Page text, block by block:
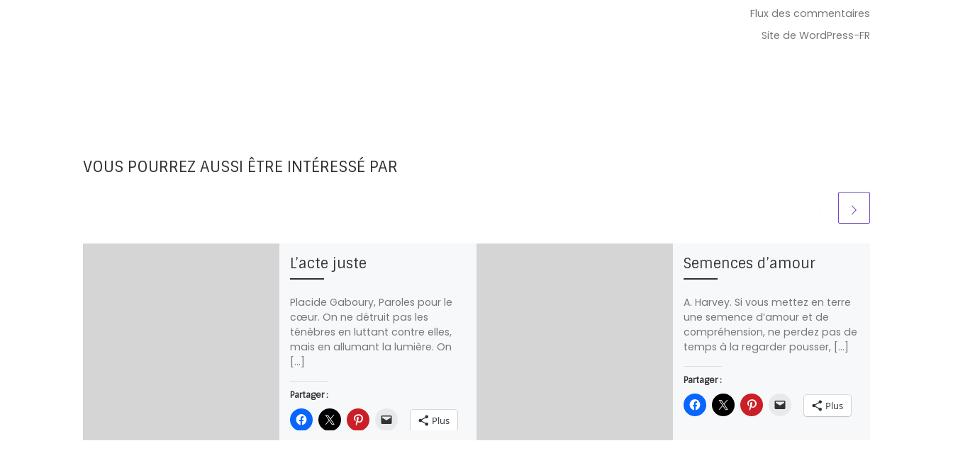
VOUS POURREZ AUSSI ÊTRE INTÉRESSÉ PAR
L’acte juste
Placide Gaboury, Paroles pour le
cœur. On ne détruit pas les
ténèbres en luttant contre elles,
mais en allumant la lumière. On
[…]
Partager :
Plus
Semences d’amour
A. Harvey. Si vous mettez en terre
une semence d’amour et de
compréhension, ne perdez pas de
temps à la regarder pousser, […]
Partager :
Plus
Flux des commentaires
Site de WordPress-FR